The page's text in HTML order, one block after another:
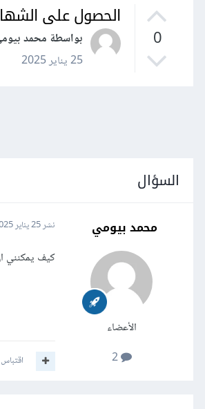
0
الحصول على
بواسطة محمد
25 يناير 2025
السؤال
محمد بيومي
الأعضاء
2
نشر25 يناير 2025
كيف يمكنني
اقتباس